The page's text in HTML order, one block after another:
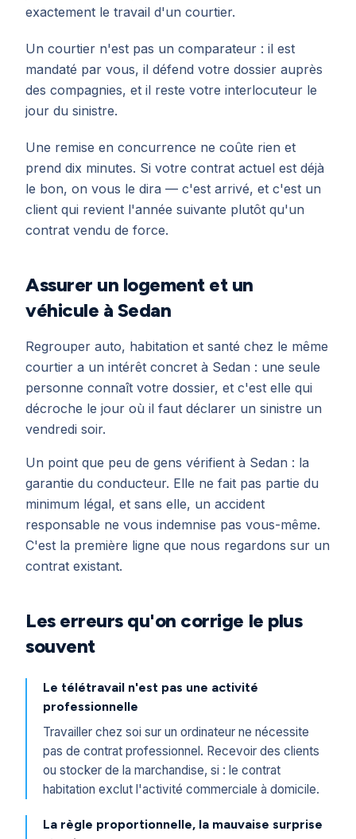
exactement le travail d'un courtier.
Un courtier n'est pas un comparateur : il est
mandaté par vous, il défend votre dossier auprès
des compagnies, et il reste votre interlocuteur le
jour du sinistre.
Une remise en concurrence ne coûte rien et
prend dix minutes. Si votre contrat actuel est déjà
le bon, on vous le dira — c'est arrivé, et c'est un
client qui revient l'année suivante plutôt qu'un
contrat vendu de force.
Assurer un logement et un
véhicule à Sedan
Regrouper auto, habitation et santé chez le même
courtier a un intérêt concret à Sedan : une seule
personne connaît votre dossier, et c'est elle qui
décroche le jour où il faut déclarer un sinistre un
vendredi soir.
Un point que peu de gens vérifient à Sedan : la
garantie du conducteur. Elle ne fait pas partie du
minimum légal, et sans elle, un accident
responsable ne vous indemnise pas vous-même.
C'est la première ligne que nous regardons sur un
contrat existant.
Les erreurs qu'on corrige le plus
souvent
Le télétravail n'est pas une activité
professionnelle
Travailler chez soi sur un ordinateur ne nécessite
pas de contrat professionnel. Recevoir des clients
ou stocker de la marchandise, si : le contrat
habitation exclut l'activité commerciale à domicile.
La règle proportionnelle, la mauvaise surprise